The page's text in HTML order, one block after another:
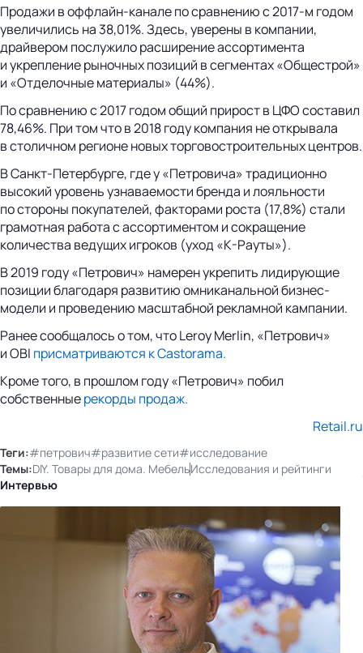
Продажи в оффлайн-канале по сравнению с 2017-м годом
увеличились на 38,01%. Здесь, уверены в компании,
драйвером послужило расширение ассортимента
и укрепление рыночных позиций в сегментах «Общестрой»
и «Отделочные материалы» (44%).
По сравнению с 2017 годом общий прирост в ЦФО составил
78,46%. При том что в 2018 году компания не открывала
в столичном регионе новых торговостроительных центров.
В Санкт-Петербурге, где у «Петровича» традиционно
высокий уровень узнаваемости бренда и лояльности
по стороны покупателей, факторами роста (17,8%) стали
грамотная работа с ассортиментом и сокращение
количества ведущих игроков (уход «К-Рауты»).
В 2019 году «Петрович» намерен укрепить лидирующие
позиции благодаря развитию омниканальной бизнес-
модели и проведению масштабной рекламной кампании.
Ранее сообщалось о том, что Leroy Merlin, «Петрович»
и OBI присматриваются к Castorama.
Кроме того, в прошлом году «Петрович» побил
собственныерекорды продаж.
Retail.ru
Теги:#петрович#развитие сети#исследование
Темы:DIY. Товары для дома. МебельИсследования и рейтинги
Интервью